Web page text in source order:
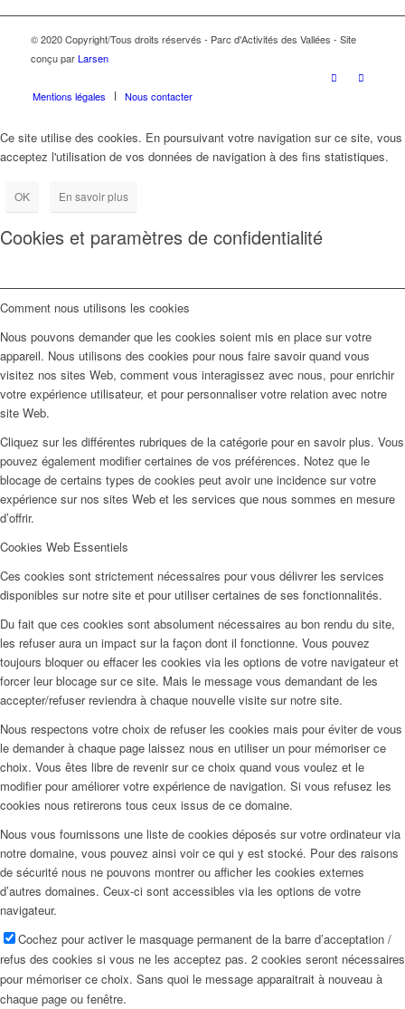
© 2020 Copyright/Tous droits réservés - Parc d'Activités des Vallées - Site
conçu parLarsen
Mentions légales Nous contacter
Ce site utilise des cookies. En poursuivant votre navigation sur ce site, vous
acceptez l'utilisation de vos données de navigation à des fins statistiques.
OK En savoir plus
Cookies et paramètres de confidentialité
Comment nous utilisons les cookies
Nous pouvons demander que les cookies soient mis en place sur votre
appareil. Nous utilisons des cookies pour nous faire savoir quand vous
visitez nos sites Web, comment vous interagissez avec nous, pour enrichir
votre expérience utilisateur, et pour personnaliser votre relation avec notre
site Web.
Cliquez sur les différentes rubriques de la catégorie pour en savoir plus. Vous
pouvez également modifier certaines de vos préférences. Notez que le
blocage de certains types de cookies peut avoir une incidence sur votre
expérience sur nos sites Web et les services que nous sommes en mesure
d’offrir.
Cookies Web Essentiels
Ces cookies sont strictement nécessaires pour vous délivrer les services
disponibles sur notre site et pour utiliser certaines de ses fonctionnalités.
Du fait que ces cookies sont absolument nécessaires au bon rendu du site,
les refuser aura un impact sur la façon dont il fonctionne. Vous pouvez
toujours bloquer ou effacer les cookies via les options de votre navigateur et
forcer leur blocage sur ce site. Mais le message vous demandant de les
accepter/refuser reviendra à chaque nouvelle visite sur notre site.
Nous respectons votre choix de refuser les cookies mais pour éviter de vous
le demander à chaque page laissez nous en utiliser un pour mémoriser ce
choix. Vous êtes libre de revenir sur ce choix quand vous voulez et le
modifier pour améliorer votre expérience de navigation. Si vous refusez les
cookies nous retirerons tous ceux issus de ce domaine.
Nous vous fournissons une liste de cookies déposés sur votre ordinateur via
notre domaine, vous pouvez ainsi voir ce qui y est stocké. Pour des raisons
de sécurité nous ne pouvons montrer ou afficher les cookies externes
d’autres domaines. Ceux-ci sont accessibles via les options de votre
navigateur.
Cochez pour activer le masquage permanent de la barre d’acceptation /
refus des cookies si vous ne les acceptez pas. 2 cookies seront nécessaires
pour mémoriser ce choix. Sans quoi le message apparaitrait à nouveau à
chaque page ou fenêtre.